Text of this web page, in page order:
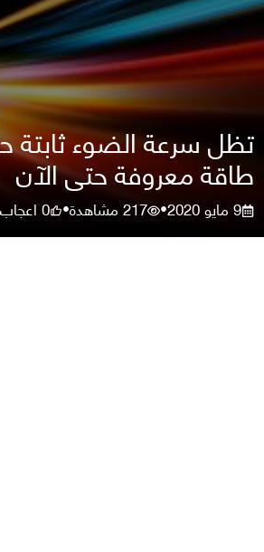
تظل سرعة الضوء ثابتة
طاقة معروفة حتى الآن
9 مايو 2020 •
217مشاهدة•
0اعجاب